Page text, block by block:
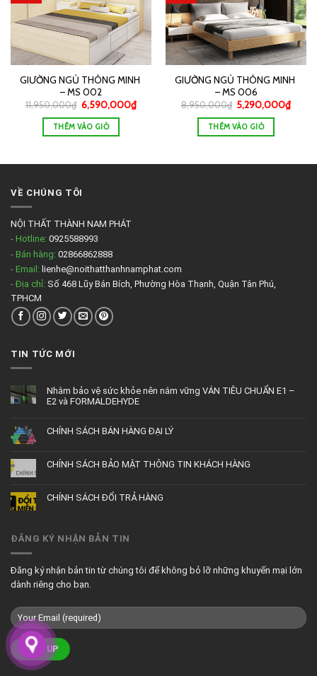
GIƯỜNG NGỦ THÔNG MINH
– MS 002
11,950,000₫ 6,590,000₫
THÊM VÀO GIỎ
GIƯỜNG NGỦ THÔNG MINH
– MS 006
8,950,000₫ 5,290,000₫
THÊM VÀO GIỎ
VỀ CHÚNG TÔI
NỘI THẤT THÀNH NAM PHÁT
- Hotline: 0925588993
- Bán hàng: 02866862888
- Email: lienhe@noithatthanhnamphat.com
- Địa chỉ: Số 468 Lũy Bán Bích, Phường Hòa Thạnh, Quận Tân Phú,
TPHCM
TIN TỨC MỚI
Nhằm bảo vệ sức khỏe nên nắm vững VÁN TIÊU CHUẨN E1 –
E2 và FORMALDEHYDE
CHÍNH SÁCH BÁN HÀNG ĐẠI LÝ
CHÍNH SÁCH BẢO MẬT THÔNG TIN KHÁCH HÀNG
CHÍNH SÁCH ĐỔI TRẢ HÀNG
ĐĂNG KÝ NHẬN BẢN TIN
Đăng ký nhận bản tin từ chúng tôi để không bỏ lỡ những khuyến mại lớn
dành riêng cho bạn.